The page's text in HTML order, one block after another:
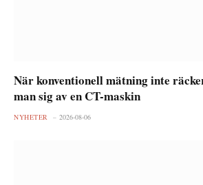
När konventionell mätning inte
man sig av en CT-maskin
NYHETER 2026-08-06